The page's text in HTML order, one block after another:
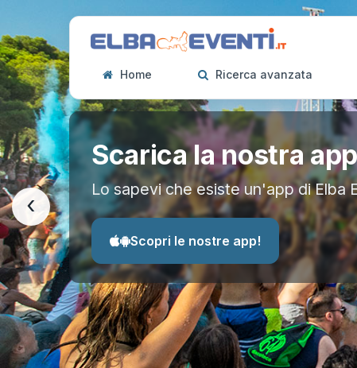
Home Ricerca avanzata
Scarica la nostra app
Lo sapevi che esiste un'app di Elba
Scopri le nostre app!
‹